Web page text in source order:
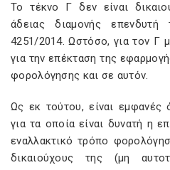
Το τέκνο Γ δεν είναι
άδειας διαμονής
4251/2014. Ωστόσο, για τον Γ
για την επέκταση της
φορολόγησης και σε αυτόν.
Ως εκ τούτου, είναι εμφανές
για τα οποία είναι δυνατή η
εναλλακτικό τρόπο
δικαιούχους της (μη